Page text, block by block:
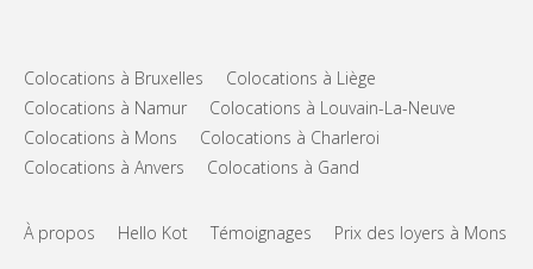
Colocations à Bruxelles
Colocations à Liège
Colocations à Namur
Colocations à Louvain-La-Neuve
Colocations à Mons
Colocations à Charleroi
Colocations à Anvers
Colocations à Gand
À propos Hello Kot Témoignages Prix des loyers à Mons